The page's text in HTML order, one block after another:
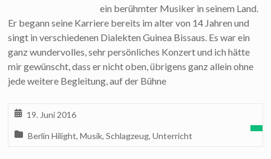
ein berühmter Musiker in seinem Land.
Er begann seine Karriere bereits im alter von 14 Jahren und
singt in verschiedenen Dialekten Guinea Bissaus. Es war ein
ganz wundervolles, sehr persönliches Konzert und ich hätte
mir gewünscht, dass er nicht oben, übrigens ganz allein ohne
jede weitere Begleitung, auf der Bühne
19. Juni 2016
Berlin Hilight,Musik,Schlagzeug,Unterricht